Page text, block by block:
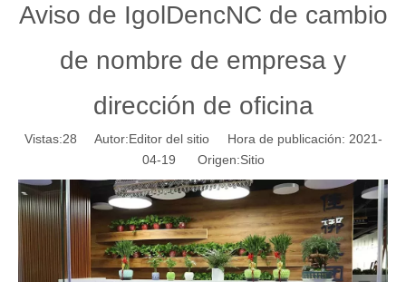
Aviso de IgolDencNC de cambio
de nombre de empresa y
dirección de oficina
Vistas:28 Autor:Editor del sitio Hora de publicación: 2021-
04-19 Origen:Sitio